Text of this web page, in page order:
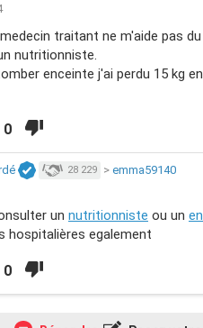
traitant ne m'aide pas
nutritionniste.
enceinte j'ai perdu 15 kg
0
28 229 > emma59140
un nutritionniste ou un
hospitalières egalement
0